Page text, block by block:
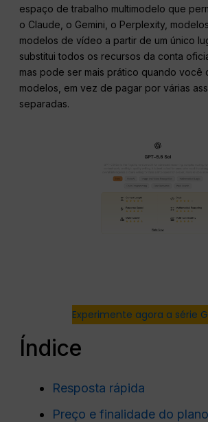
espaço de trabalho multimodelo que
o Claude, o Gemini, o Perplexity,
modelos de vídeo a partir de um único
substitui todos os recursos da conta
mas pode ser mais prático quando você
modelos, em vez de pagar por várias
separadas.
Experimente agora a série
Índice
Resposta rápida
Preço e finalidade do plano